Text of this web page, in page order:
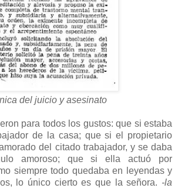
del juicio y asesinato
para todos los gustos: que si estaba
de la casa; que si el propietario
del citado trabajador, y se daba
amoroso; que si ella actuó por
siempre todo quedaba en leyendas y
lo único cierto es que la señora. -la